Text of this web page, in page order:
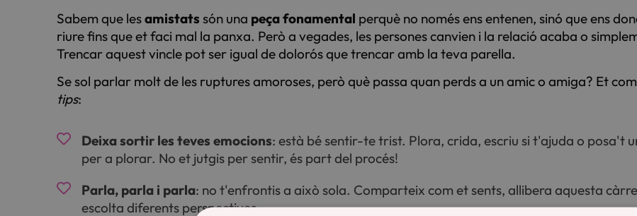
Sabem que lesamistats són una peça fonamental perquè no només ens entenen, sinó que ens
riure fins que et faci mal la panxa. Però a vegades, les persones canvien i la relació acaba o
Trencar aquest vincle pot ser igual de dolorós que trencar amb la teva parella.
Se sol parlar molt de les ruptures amoroses, però què passa quan perds a un amic o amiga? Et
tips:
Deixa sortir les teves emocions: està bé sentir-te trist. Plora, crida, escriu si t'ajuda o posa't
per a plorar. No et jutgis per sentir, és part del procés!
Parla, parla i parla: no t'enfrontis a això sola. Comparteix com et sents, allibera aquesta
escolta diferents perspectives.